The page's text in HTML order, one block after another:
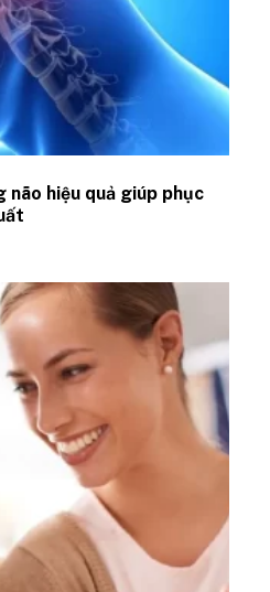
não hiệu quả giúp phục